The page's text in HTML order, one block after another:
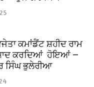
ਕਮਾਂਡੈਂਟ ਸ਼ਹੀਦ ਰਾਮ
ਕਰਦਿਆਂ ਹੋਇਆਂ —
ਸਿੰਘ ਭੁਲੇਰੀਆ